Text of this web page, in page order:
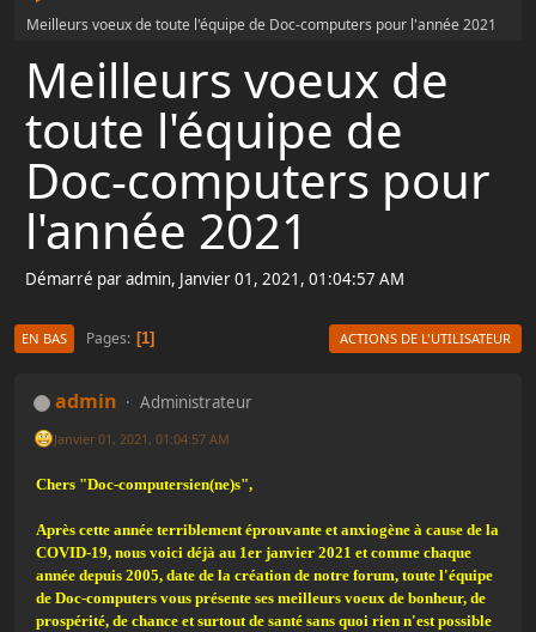
Meilleurs voeux de toute l'équipe de Doc-computers pour l'année 2021
Meilleurs voeux de
toute l'équipe de
Doc-computers pour
l'année 2021
Démarré par admin, Janvier 01, 2021, 01:04:57 AM
EN BAS Pages 1 ACTIONS DE L'UTILISATEUR
admin Administrateur
Janvier 01, 2021, 01:04:57 AM
Chers "Doc-computersien(ne)s",
Après cette année terriblement éprouvante et anxiogène à cause de la
COVID-19, nous voici déjà au 1er janvier 2021 et comme chaque
année depuis 2005, date de la création de notre forum, toute l'équipe
de Doc-computers vous présente ses meilleurs voeux de bonheur, de
prospérité, de chance et surtout de santé sans quoi rien n'est possible